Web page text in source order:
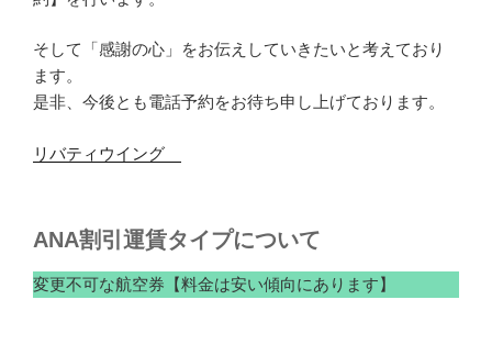
そして「感謝の心」をお伝えしていきたいと考えており
ます。
是非、今後とも電話予約をお待ち申し上げております。
リバティウイング
ANA割引運賃タイプについて
変更不可な航空券【料金は安い傾向にあります】